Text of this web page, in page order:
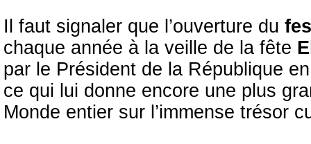
Il faut signaler que l’ouverture du
chaque année à la veille de la fête
par le Président de la République
ce qui lui donne encore une plus
Monde entier sur l’immense trésor